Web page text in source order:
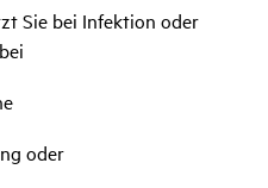
Sie bei Infektion oder
oder